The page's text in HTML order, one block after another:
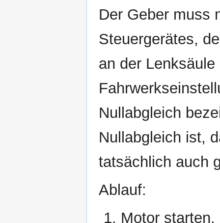
Der Geber muss
Steuergerätes,
an der
Nullabgleich
Nullabgleich ist,
tatsächlich auch
Ablauf:
Motor starten.